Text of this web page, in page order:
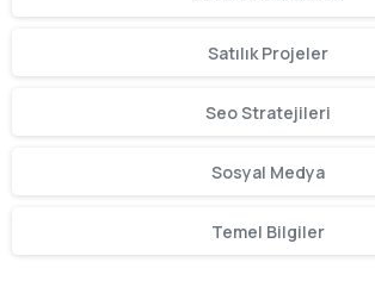
Satılık Projeler
Seo Stratejileri
Sosyal Medya
Temel Bilgiler